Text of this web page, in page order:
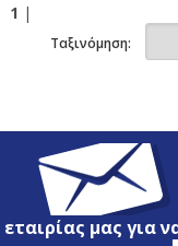
1 |
Ταξινόμηση:
εταιρίας μας για